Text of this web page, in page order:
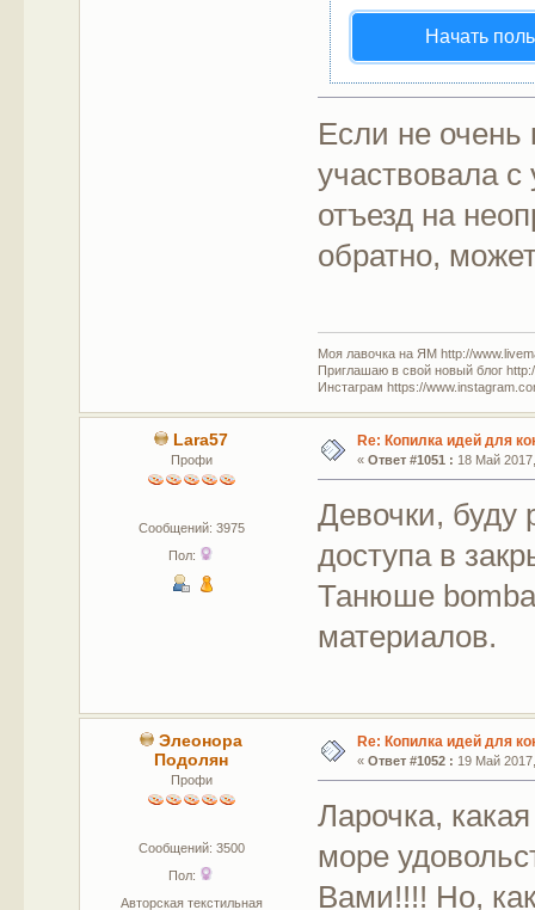
Начать
Если не очень
участвовала
отъезд на
обратно,
Моя лавочка на ЯМ http://
Приглашаю в свой новый блог
Инстаграм https://
Lara57
Профи
Сообщений: 3975
Пол:
Re: Копилка идей для
« Ответ #1051 : 18 Май
Девочки, буду
доступа в
Танюше
материалов.
Элеонора
Подолян
Профи
Сообщений: 3500
Пол:
Авторская текстильная
Re: Копилка идей для
« Ответ #1052 : 19 Май
Ларочка,
море
Вами!!!! Но,